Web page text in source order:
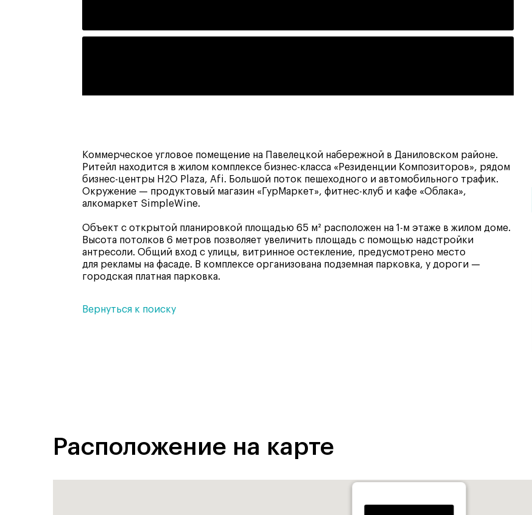
Коммерческое угловое помещение на Павелецкой набережной в Даниловском районе.
Ритейл находится в жилом комплексе бизнес-класса «Резиденции Композиторов», рядом
бизнес-центры H2O Plaza, Afi. Большой поток пешеходного и автомобильного трафик.
Окружение — продуктовый магазин «ГурМаркет», фитнес-клуб и кафе «Облака»,
алкомаркет SimpleWine.
Объект с открытой планировкой площадью 65 м² расположен на 1-м этаже в жилом доме.
Высота потолков 6 метров позволяет увеличить площадь с помощью надстройки
антресоли. Общий вход с улицы, витринное остекление, предусмотрено место
для рекламы на фасаде. В комплексе организована подземная парковка, у дороги —
городская платная парковка.
Вернуться к поиску
Расположение на карте